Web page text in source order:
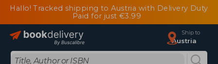
Hallo! Tracked shipping to Austria with Delivery Duty
Paid for just €3.99
Ship to
Austria